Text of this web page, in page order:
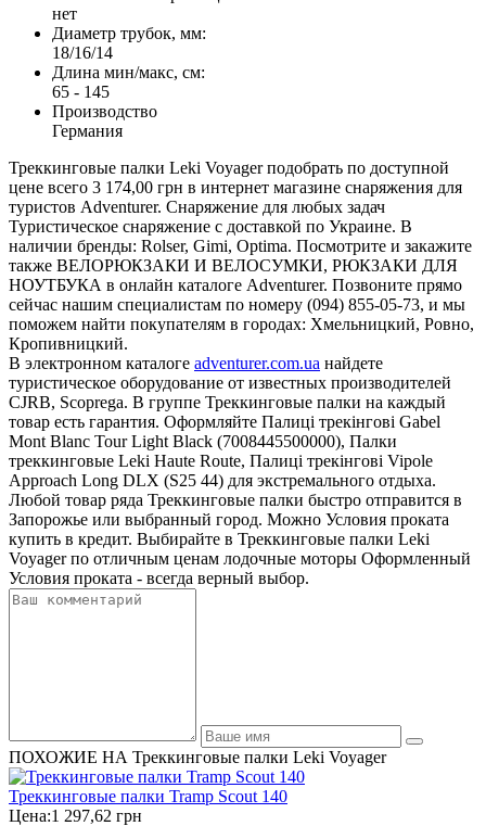
нет
Диаметр трубок, мм:
18/16/14
Длина мин/макс, см:
65 - 145
Производство
Германия
Треккинговые палки Leki Voyager подобрать по доступной
цене всего 3 174,00 грн в интернет магазине снаряжения для
туристов Adventurer. Снаряжение для любых задач
Туристическое снаряжение с доставкой по Украине. В
наличии бренды: Rolser, Gimi, Optima. Посмотрите и закажите
также ВЕЛОРЮКЗАКИ И ВЕЛОСУМКИ, РЮКЗАКИ ДЛЯ
НОУТБУКА в онлайн каталоге Adventurer. Позвоните прямо
сейчас нашим специалистам по номеру (094) 855-05-73, и мы
поможем найти покупателям в городах: Хмельницкий, Ровно,
Кропивницкий.
В электронном каталоге adventurer.com.ua найдете
туристическое оборудование от известных производителей
CJRB, Scoprega. В группе Треккинговые палки на каждый
товар есть гарантия. Оформляйте Палиці трекінгові Gabel
Mont Blanc Tour Light Black (7008445500000), Палки
треккинговые Leki Haute Route, Палиці трекінгові Vipole
Approach Long DLX (S25 44) для экстремального отдыха.
Любой товар ряда Треккинговые палки быстро отправится в
Запорожье или выбранный город. Можно Условия проката
купить в кредит. Выбирайте в Треккинговые палки Leki
Voyager по отличным ценам лодочные моторы Оформленный
Условия проката - всегда верный выбор.
ПОХОЖИЕ НА Треккинговые палки Leki Voyager
Треккинговые палки Tramp Scout 140
Цена:1 297,62 грн